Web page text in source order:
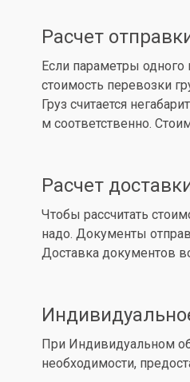
Расчет
Если параметры одного
стоимость перевозки
Груз считается
м соответственно.
Расчет
Чтобы рассчитать
надо. Документы
Доставка документов
При Индивидуальном
необходимости,